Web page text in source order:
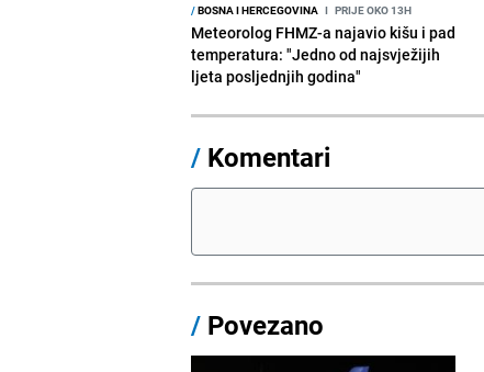
/BOSNA I HERCEGOVINA I PRIJE OKO 13H
Meteorolog FHMZ-a najavio kišu i pad
temperatura: "Jedno od najsvježijih
ljeta posljednjih godina"
/ Komentari
/ Povezano